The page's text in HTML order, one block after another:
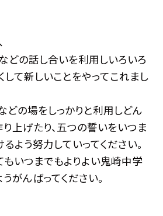
の話し合いを利用しいろいろ
て新しいことをやってこれまし
の場をしっかりと利用しどん
上げたり、五つの誓いをいつま
よう努力していってください。
いつまでもよりよい鬼崎中学
がんばってください。